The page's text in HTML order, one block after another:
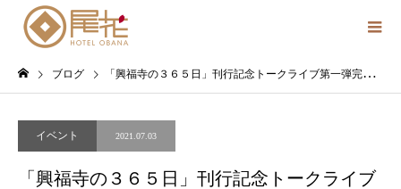
ブログ 「興福寺の３６５日」刊行記念トークライブ第一弾完了しました
イベント 2021.07.03
「興福寺の３６５日」刊行記念トークライブ